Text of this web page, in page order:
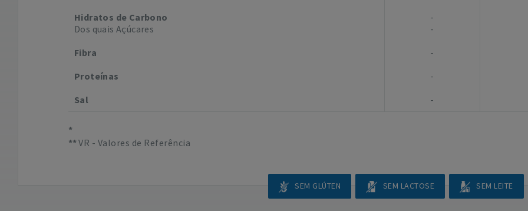
Hidratos de Carbono
Dos quais Açúcares
-
-
Fibra
-
Proteínas
-
Sal
-
VR - Valores de Referência
SEM GLÚTEN SEM LACTOSE SEM LEITE